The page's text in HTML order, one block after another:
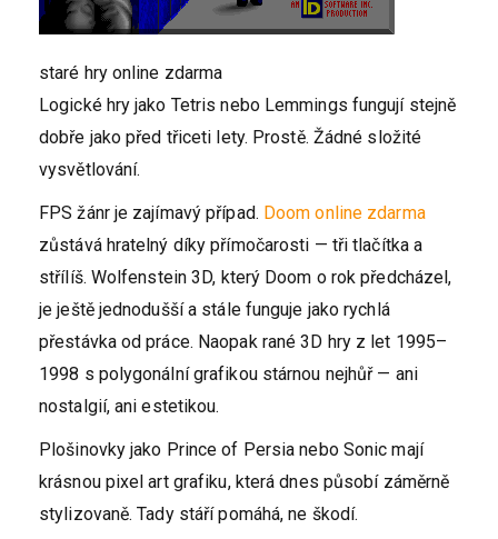
staré hry online zdarma
Logické hry jako Tetris nebo Lemmings fungují stejně
dobře jako před třiceti lety. Prostě. Žádné složité
vysvětlování.
FPS žánr je zajímavý případ. Doom online zdarma
zůstává hratelný díky přímočarosti — tři tlačítka a
střílíš. Wolfenstein 3D, který Doom o rok předcházel,
je ještě jednodušší a stále funguje jako rychlá
přestávka od práce. Naopak rané 3D hry z let 1995–
1998 s polygonální grafikou stárnou nejhůř — ani
nostalgií, ani estetikou.
Plošinovky jako Prince of Persia nebo Sonic mají
krásnou pixel art grafiku, která dnes působí záměrně
stylizovaně. Tady stáří pomáhá, ne škodí.